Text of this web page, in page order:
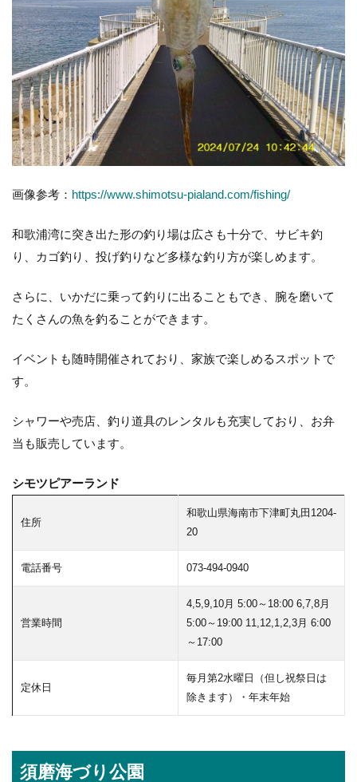
画像参考： https://www.shimotsu-pialand.com/fishing/
和歌浦湾に突き出た形の釣り場は広さも十分で、サビキ釣
り、カゴ釣り、投げ釣りなど多様な釣り方が楽しめます。
さらに、いかだに乗って釣りに出ることもでき、腕を磨いて
たくさんの魚を釣ることができます。
イベントも随時開催されており、家族で楽しめるスポットで
す。
シャワーや売店、釣り道具のレンタルも充実しており、お弁
当も販売しています。
シモツピアーランド
住所
和歌山県海南市下津町丸田1204-
20
電話番号 073-494-0940
営業時間
4,5,9,10月 5:00～18:00 6,7,8月
5:00～19:00 11,12,1,2,3月 6:00
～17:00
定休日
毎月第2水曜日（但し祝祭日は
除きます）・年末年始
須磨海づり公園